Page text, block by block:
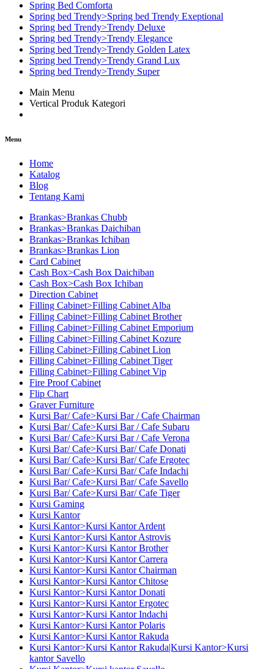
Spring Bed Comforta
Spring bed Trendy>Spring bed Trendy Exeptional
Spring bed Trendy>Trendy Deluxe
Spring bed Trendy>Trendy Elegance
Spring bed Trendy>Trendy Golden Latex
Spring bed Trendy>Trendy Grand Lux
Spring bed Trendy>Trendy Super
Main Menu
Vertical Produk Kategori
Menu
Home
Katalog
Blog
Tentang Kami
Brankas>Brankas Chubb
Brankas>Brankas Daichiban
Brankas>Brankas Ichiban
Brankas>Brankas Lion
Card Cabinet
Cash Box>Cash Box Daichiban
Cash Box>Cash Box Ichiban
Direction Cabinet
Filling Cabinet>Filling Cabinet Alba
Filling Cabinet>Filling Cabinet Brother
Filling Cabinet>Filling Cabinet Emporium
Filling Cabinet>Filling Cabinet Kozure
Filling Cabinet>Filling Cabinet Lion
Filling Cabinet>Filling Cabinet Tiger
Filling Cabinet>Filling Cabinet Vip
Fire Proof Cabinet
Flip Chart
Graver Furniture
Kursi Bar/ Cafe>Kursi Bar / Cafe Chairman
Kursi Bar/ Cafe>Kursi Bar / Cafe Subaru
Kursi Bar/ Cafe>Kursi Bar / Cafe Verona
Kursi Bar/ Cafe>Kursi Bar/ Cafe Donati
Kursi Bar/ Cafe>Kursi Bar/ Cafe Ergotec
Kursi Bar/ Cafe>Kursi Bar/ Cafe Indachi
Kursi Bar/ Cafe>Kursi Bar/ Cafe Savello
Kursi Bar/ Cafe>Kursi Bar/ Cafe Tiger
Kursi Gaming
Kursi Kantor
Kursi Kantor>Kursi Kantor Ardent
Kursi Kantor>Kursi Kantor Astrovis
Kursi Kantor>Kursi Kantor Brother
Kursi Kantor>Kursi Kantor Carrera
Kursi Kantor>Kursi Kantor Chairman
Kursi Kantor>Kursi Kantor Chitose
Kursi Kantor>Kursi Kantor Donati
Kursi Kantor>Kursi Kantor Ergotec
Kursi Kantor>Kursi Kantor Indachi
Kursi Kantor>Kursi Kantor Polaris
Kursi Kantor>Kursi Kantor Rakuda
Kursi Kantor>Kursi Kantor Rakuda|Kursi Kantor>Kursi
kantor Savello